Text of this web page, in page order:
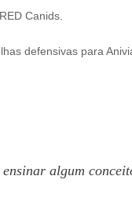
Canids.
defensivas para
algum